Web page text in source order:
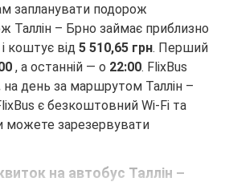
запланувати подорож
Таллін – Брно займає приблизно
і коштує від 5 510,65 грн. Перший
, а останній — о 22:00. FlixBus
на день за маршрутом Таллін –
є безкоштовний Wi-Fi та
можете зарезервувати
на автобус Таллін –